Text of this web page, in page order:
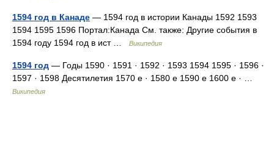
1594 год в Канаде — 1594 год в истории Канады 1592 1593
1594 1595 1596 Портал:Канада См. также: Другие события в
1594 году 1594 год в ист …
Википедия
1594 год — Годы 1590 · 1591 · 1592 · 1593 1594 1595 · 1596 ·
1597 · 1598 Десятилетия 1570 е · 1580 е 1590 е 1600 е · …
Википедия